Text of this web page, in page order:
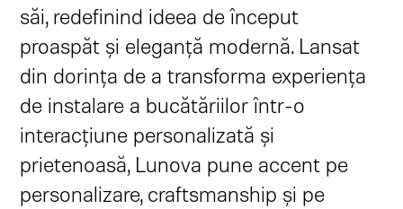
săi, redefinind ideea de început
proaspăt și eleganță modernă. Lansat
din dorința de a transforma experiența
de instalare a bucătăriilor într-o
interacțiune personalizată și
prietenoasă, Lunova pune accent pe
personalizare, craftsmanship și pe